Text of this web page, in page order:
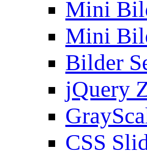
Mini
Mini
Bilder
jQuery
CSS